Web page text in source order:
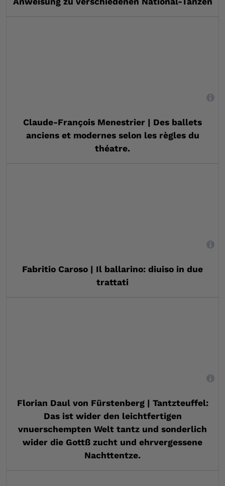
,
Claude-François Menestrier | Des ballets
anciens et modernes selon les règles du
théatre.
,
Fabritio Caroso | Il ballarino: diuiso in due
trattati
,
Florian Daul von Fürstenberg | Tantzteuffel:
Das ist wider den leichtfertigen
vnuerschempten Welt tantz und sonderlich
wider die Gottß zucht und ehrvergessene
Nachttentze.